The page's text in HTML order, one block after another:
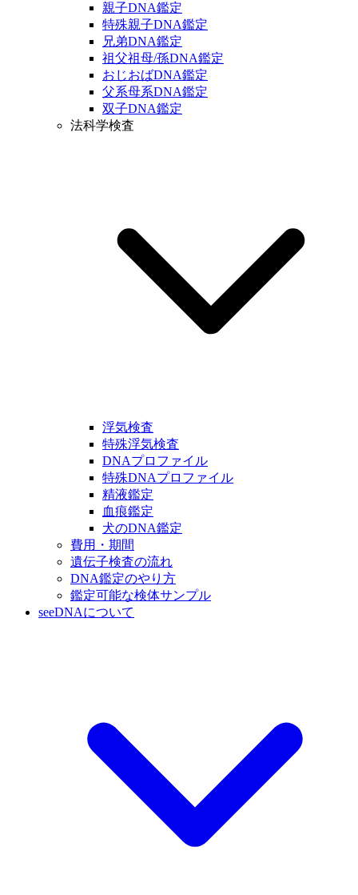
親子DNA鑑定
特殊親子DNA鑑定
兄弟DNA鑑定
祖父祖母/孫DNA鑑定
おじおばDNA鑑定
父系母系DNA鑑定
双子DNA鑑定
法科学検査
浮気検査
特殊浮気検査
DNAプロファイル
特殊DNAプロファイル
精液鑑定
血痕鑑定
犬のDNA鑑定
費用・期間
遺伝子検査の流れ
DNA鑑定のやり方
鑑定可能な検体サンプル
seeDNAについて